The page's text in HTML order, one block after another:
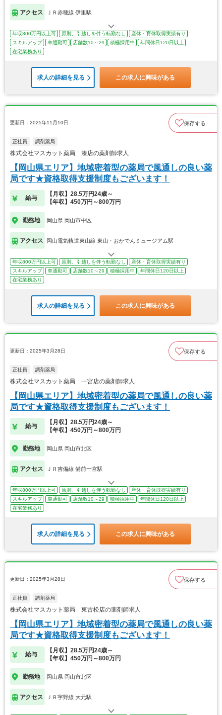
アクセス ＪＲ赤穂線 伊里駅
年収800万円以上可 原則、引越しを伴う転勤なし
産休・育休取得実績有り
スキルアップ
車通勤可 店舗数10～29 積極採用中
年間休日120日以上
在宅業務あり
求人の詳細を見る この求人に興味がある
更新日：2025年11月10日 保存する
正社員 調剤薬局
株式会社マスカット薬局 湊店の薬剤師求人
【岡山県エリア】地域密着型の薬局で風通しの良い薬
局です★資格取得支援制度もございます！
給与
【月収】28.5万円24歳～
【年収】450万円～800万円
勤務地 岡山県 岡山市中区
アクセス 岡山電気軌道東山線 東山・おかでんミュージアム駅
年収800万円以上可 原則、引越しを伴う転勤なし
産休・育休取得実績有り
スキルアップ
車通勤可 店舗数10～29 積極採用中
年間休日120日以上
在宅業務あり
求人の詳細を見る この求人に興味がある
更新日：2025年3月28日 保存する
正社員 調剤薬局
株式会社マスカット薬局 一宮店の薬剤師求人
【岡山県エリア】地域密着型の薬局で風通しの良い薬
局です★資格取得支援制度もございます！
給与
【月収】28.5万円24歳～
【年収】450万円～800万円
勤務地 岡山県 岡山市北区
アクセス ＪＲ吉備線 備前一宮駅
年収800万円以上可 原則、引越しを伴う転勤なし
産休・育休取得実績有り
スキルアップ
車通勤可 店舗数10～29 積極採用中
年間休日120日以上
在宅業務あり
求人の詳細を見る この求人に興味がある
更新日：2025年3月28日 保存する
正社員 調剤薬局
株式会社マスカット薬局 東古松店の薬剤師求人
【岡山県エリア】地域密着型の薬局で風通しの良い薬
局です★資格取得支援制度もございます！
給与
【月収】28.5万円24歳～
【年収】450万円～800万円
勤務地 岡山県 岡山市北区
アクセス ＪＲ宇野線 大元駅